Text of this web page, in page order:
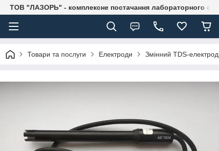
ТОВ "ЛАЗОРЬ" - комплексне постачання лабораторного
Товари та послуги Електроди Змінний TDS-